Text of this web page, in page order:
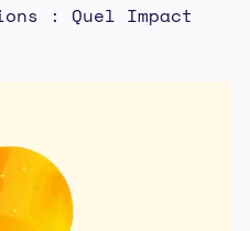
: Quel Impact